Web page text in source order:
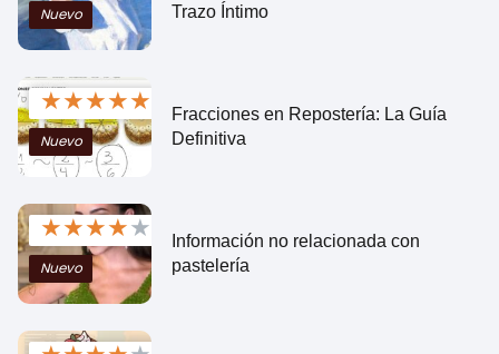
Nuevo
Trazo Íntimo
★★★★★
Nuevo
Fracciones en Repostería: La Guía
Definitiva
★★★★★
Nuevo
Información no relacionada con
pastelería